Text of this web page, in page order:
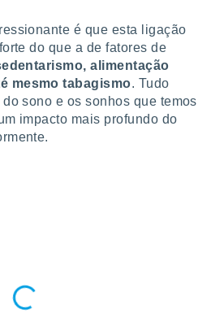
é que esta ligação
do que a de fatores de
alimentação
mesmo tabagismo. Tudo
sono e os sonhos que temos
impacto mais profundo do